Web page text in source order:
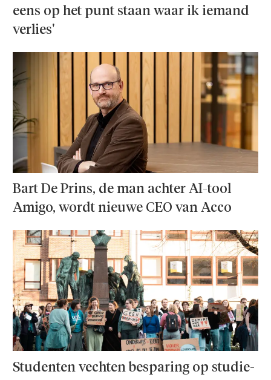
eens op het punt staan waar ik iemand
verlies'
Bart De Prins, de man achter AI-tool
Amigo, wordt nieuwe CEO van Acco
Studenten vechten besparing op studie­